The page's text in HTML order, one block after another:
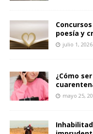
poesía y
julio 1, 2026
¿Cómo
mayo 25,